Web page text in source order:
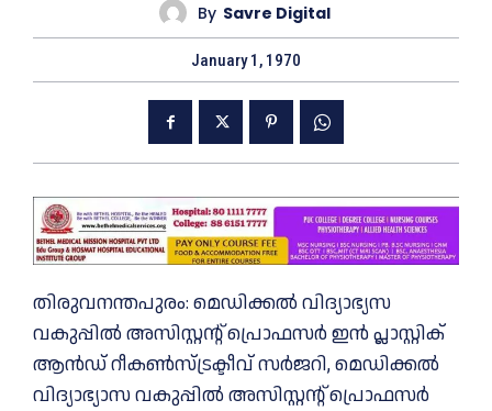
By Savre Digital
January 1, 1970
തിരുവനന്തപുരം: മെഡിക്കൽ വിദ്യാഭ്യസ
വകുപ്പിൽ അസിസ്റ്റന്റ് പ്രൊഫസർ ഇൻ പ്ലാസ്റ്റിക്
ആൻഡ് റീകൺസ്ട്രക്ടീവ് സർജറി, മെഡിക്കൽ
വിദ്യാഭ്യാസ വകുപ്പിൽ അസിസ്റ്റന്റ് പ്രൊഫസർ